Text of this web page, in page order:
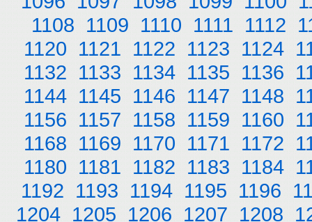
1108 1109 1110 1111 1112
1120 1121 1122 1123 1124
1132 1133 1134 1135 1136
1144 1145 1146 1147 1148
1156 1157 1158 1159 1160
1168 1169 1170 1171 1172
1180 1181 1182 1183 1184
1192 1193 1194 1195 1196
1204 1205 1206 1207 1208